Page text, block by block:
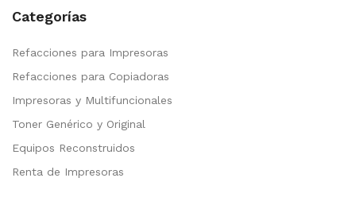
Categorías
Refacciones para Impresoras
Refacciones para Copiadoras
Impresoras y Multifuncionales
Toner Genérico y Original
Equipos Reconstruidos
Renta de Impresoras